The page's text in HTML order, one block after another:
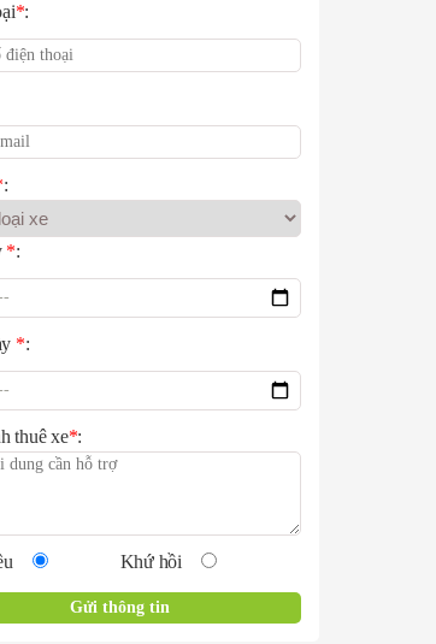
*:
:
*:
*:
thuê xe*:
Khứ hồi